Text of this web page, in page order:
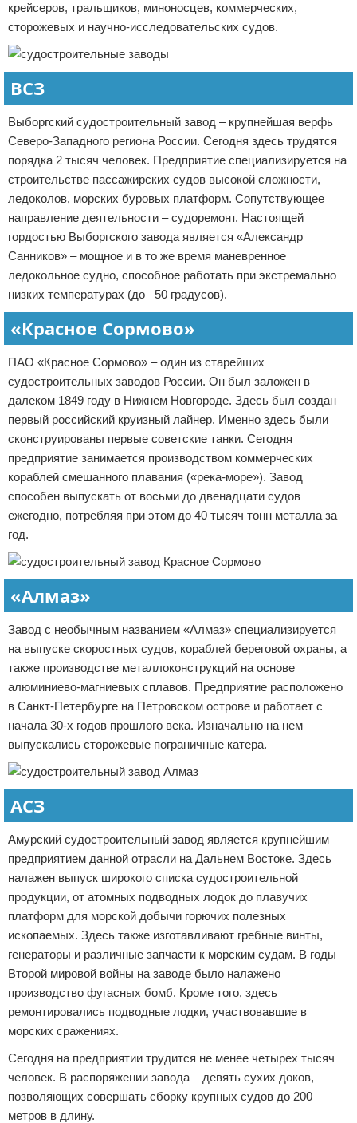
крейсеров, тральщиков, миноносцев, коммерческих,
сторожевых и научно-исследовательских судов.
ВСЗ
Выборгский судостроительный завод – крупнейшая верфь
Северо-Западного региона России. Сегодня здесь трудятся
порядка 2 тысяч человек. Предприятие специализируется на
строительстве пассажирских судов высокой сложности,
ледоколов, морских буровых платформ. Сопутствующее
направление деятельности – судоремонт. Настоящей
гордостью Выборгского завода является «Александр
Санников» – мощное и в то же время маневренное
ледокольное судно, способное работать при экстремально
низких температурах (до –50 градусов).
«Красное Сормово»
ПАО «Красное Сормово» – один из старейших
судостроительных заводов России. Он был заложен в
далеком 1849 году в Нижнем Новгороде. Здесь был создан
первый российский круизный лайнер. Именно здесь были
сконструированы первые советские танки. Сегодня
предприятие занимается производством коммерческих
кораблей смешанного плавания («река-море»). Завод
способен выпускать от восьми до двенадцати судов
ежегодно, потребляя при этом до 40 тысяч тонн металла за
год.
«Алмаз»
Завод с необычным названием «Алмаз» специализируется
на выпуске скоростных судов, кораблей береговой охраны, а
также производстве металлоконструкций на основе
алюминиево-магниевых сплавов. Предприятие расположено
в Санкт-Петербурге на Петровском острове и работает с
начала 30-х годов прошлого века. Изначально на нем
выпускались сторожевые пограничные катера.
АСЗ
Амурский судостроительный завод является крупнейшим
предприятием данной отрасли на Дальнем Востоке. Здесь
налажен выпуск широкого списка судостроительной
продукции, от атомных подводных лодок до плавучих
платформ для морской добычи горючих полезных
ископаемых. Здесь также изготавливают гребные винты,
генераторы и различные запчасти к морским судам. В годы
Второй мировой войны на заводе было налажено
производство фугасных бомб. Кроме того, здесь
ремонтировались подводные лодки, участвовавшие в
морских сражениях.
Сегодня на предприятии трудится не менее четырех тысяч
человек. В распоряжении завода – девять сухих доков,
позволяющих совершать сборку крупных судов до 200
метров в длину.